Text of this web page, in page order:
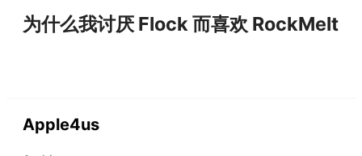
为什么我讨厌 Flock 而喜欢 RockMelt
Apple4us